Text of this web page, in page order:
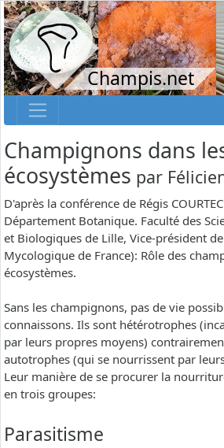
Champis.net
Champignons dans
écosystèmes par
D'après la conférence de Régis
Département Botanique. Faculté des
et Biologiques de Lille, Vice-président
Mycologique de France): Rôle des
écosystèmes.
Sans les champignons, pas de vie
connaissons. Ils sont hétérotrophes
par leurs propres moyens)
autotrophes (qui se nourrissent par
Leur manière de se procurer la
en trois groupes:
Parasitisme